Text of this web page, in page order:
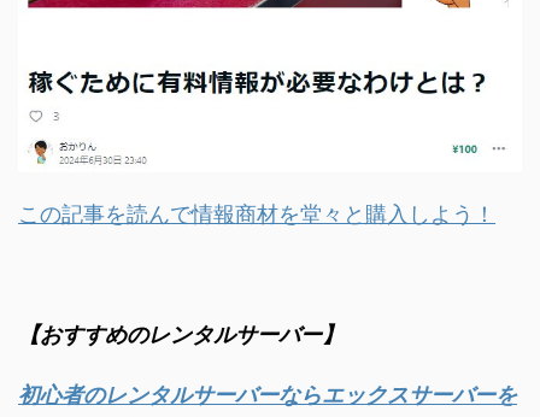
この記事を読んで情報商材を堂々と購入しよう！
【おすすめのレンタルサーバー】
初心者のレンタルサーバーならエックスサーバーを